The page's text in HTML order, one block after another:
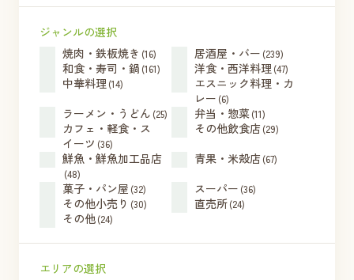
ジャンルの選択
焼肉・鉄板焼き (16) 居酒屋・バー (239)
和食・寿司・鍋 (161) 洋食・西洋料理 (47)
中華料理 (14)
エスニック料理・カ
レー (6)
ラーメン・うどん (25) 弁当・惣菜(11)
カフェ・軽食・ス
イーツ (36)
その他飲食店(29)
鮮魚・鮮魚加工品店
(48)
青果・米殻店(67)
菓子・パン屋 (32) スーパー (36)
その他小売り (30) 直売所(24)
その他(24)
エリアの選択